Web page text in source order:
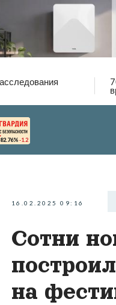
82.76% -1.2
16.02.2025 09:16
Сотни
на